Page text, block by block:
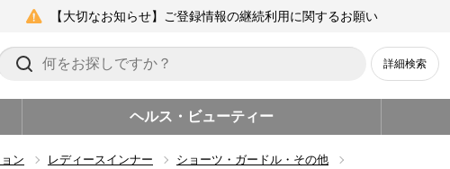
【大切なお知らせ】ご登録情報の継続利用に関するお願い
詳細検索
ヘルス・ビューティー
ン レディースインナー
ショーツ・ガードル・その他